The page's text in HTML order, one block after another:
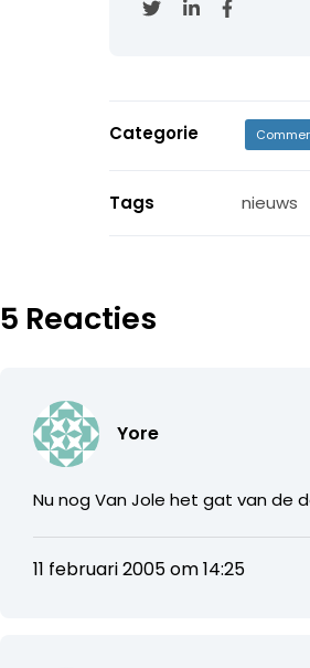
Categorie
Tags nieuws
5 Reacties
Yore
Nu nog Van Jole het gat van de
11 februari 2005 om 14:25